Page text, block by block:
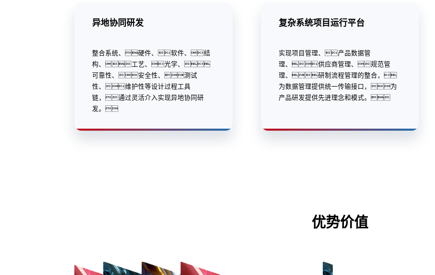
异地协同研发
整合系统、硬件、软件、结
构、工艺、光学、
可靠性、安全性、测试
性、维护性等设计过程工具
链，通过灵活介入实现异地协同研
发。
复杂系统项目运行平台
实现项目管理、产品数据管
理、供应商管理、规范管
理、研制流程管理的整合，
为数据管理提供统一传输接口，为
产品研发提供先进理念和模式。
优势价值